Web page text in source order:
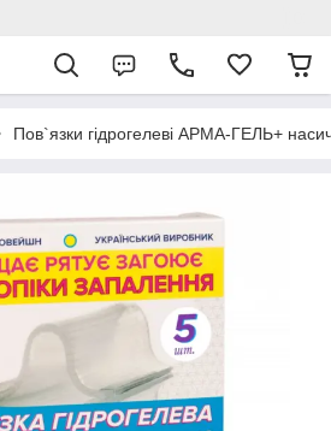
Пов`язки гідрогелеві АРМА-ГЕЛЬ+